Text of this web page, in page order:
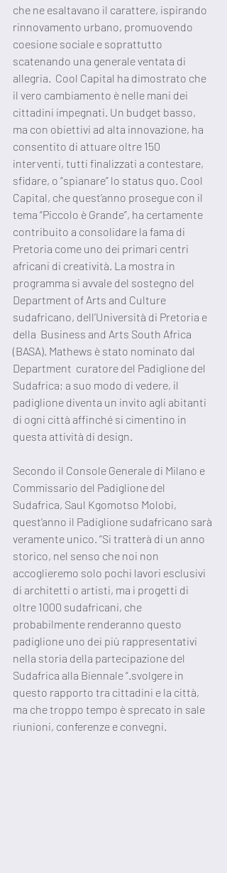
che ne esaltavano il carattere, ispirando
rinnovamento urbano, promuovendo
coesione sociale e soprattutto
scatenando una generale ventata di
allegria.  Cool Capital ha dimostrato che
il vero cambiamento è nelle mani dei
cittadini impegnati. Un budget basso,
ma con obiettivi ad alta innovazione, ha
consentito di attuare oltre 150
interventi, tutti finalizzati a contestare,
sfidare, o “spianare” lo status quo. Cool
Capital, che quest’anno prosegue con il
tema “Piccolo è Grande”, ha certamente
contribuito a consolidare la fama di
Pretoria come uno dei primari centri
africani di creatività. La mostra in
programma si avvale del sostegno del
Department of Arts and Culture
sudafricano, dell’Università di Pretoria e
della  Business and Arts South Africa
(BASA). Mathews è stato nominato dal
Department  curatore del Padiglione del
Sudafrica; a suo modo di vedere, il
padiglione diventa un invito agli abitanti
di ogni città affinché si cimentino in
questa attività di design.
Secondo il Console Generale di Milano e
Commissario del Padiglione del
Sudafrica, Saul Kgomotso Molobi,
quest’anno il Padiglione sudafricano sarà
veramente unico. “Si tratterà di un anno
storico, nel senso che noi non
accoglieremo solo pochi lavori esclusivi
di architetti o artisti, ma i progetti di
oltre 1000 sudafricani, che
probabilmente renderanno questo
padiglione uno dei più rappresentativi
nella storia della partecipazione del
Sudafrica alla Biennale “.svolgere in
questo rapporto tra cittadini e la città,
ma che troppo tempo è sprecato in sale
riunioni, conferenze e convegni.